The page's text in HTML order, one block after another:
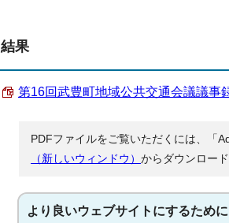
結果
第16回武豊町地域公共交通会議議事
PDFファイルをご覧いただくには、「
（新しいウィンドウ） からダウンロー
より良いウェブサイトにするため